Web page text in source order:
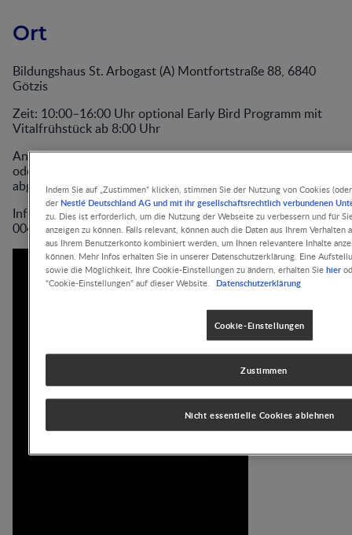
Ort
Bildungshaus St. Arbogast (A) Montfortstraße 88, 6840
Götzis
Zeit: 10:00–16:00 Uhr optional Early Bird Programm mit
Vitalfrühstück ab 8:00 Uhr
Anmeldung: Bitte melden Sie sich für die Teilnahme vor Ort
oder Online direkt mittels QR Code an (im Programm
abgebildet)
Informationen unter:Rebecca.Ortner@ch.nestle.com· Tel.
0041 79 254 64 20
Indem Sie auf „Zustimmen“ klicken, stimmen Sie der Nutzung von Cookies
der Nestlé Deutschland AG und mit ihr gesellschaftsrechtlich verbundenen
zu. Dies ist erforderlich, um die Nutzung der Webseite zu verbessern und für
anzeigen zu können. Falls relevant, können auch die Daten aus Ihrem
aus Ihrem Benutzerkonto kombiniert werden, um Ihnen relevantere Inhalte
können. Mehr Infos erhalten Sie in unserer Datenschutzerklärung. Eine
sowie die Möglichkeit, Ihre Cookie-Einstellungen zu ändern, erhalten Sie hier
"Cookie-Einstellungen" auf dieser Website.
Datenschutzerklärung
Cookie-Einstellungen
Nicht essentielle Cookies ablehnen
Zustimmen